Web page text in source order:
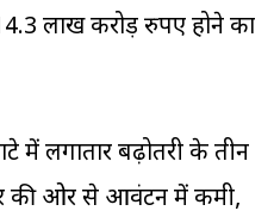
लाख करोड़ रुपए होने का
में लगातार बढ़ोतरी के तीन
की ओर से आवंटन में कमी,